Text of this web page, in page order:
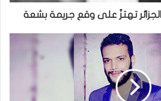
تهتزّ على وقع جريمة بشعة